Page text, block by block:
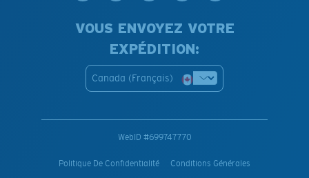
VOUS ENVOYEZ VOTRE
EXPÉDITION:
Canada (Français)
WebID #699747770
Politique De Confidentialité
Conditions Générales